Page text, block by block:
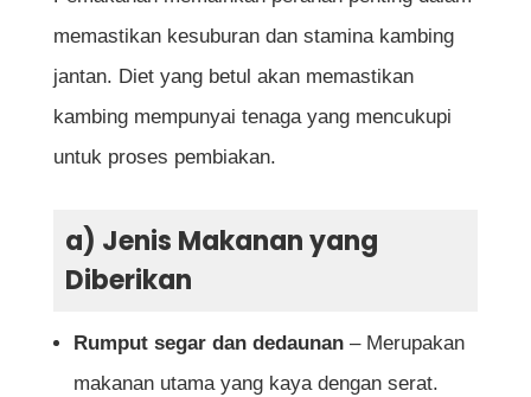
memastikan kesuburan dan stamina kambing
jantan. Diet yang betul akan memastikan
kambing mempunyai tenaga yang mencukupi
untuk proses pembiakan.
a) Jenis Makanan yang
Diberikan
Rumput segar dan dedaunan– Merupakan
makanan utama yang kaya dengan serat.